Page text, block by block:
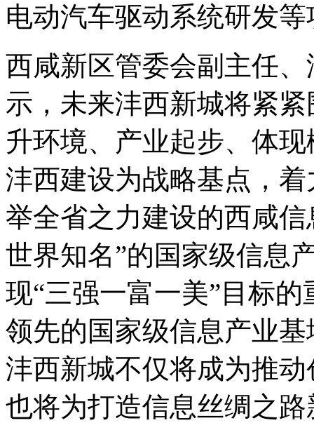
电动汽车驱动系统研发等
西咸新区管委会副主任
示，未来沣西新城将紧
升环境、产业起步、体
沣西建设为战略基点，
举全省之力建设的西咸
世界知名”的国家级信息
现“三强一富一美”目标
领先的国家级信息产业
沣西新城不仅将成为推
也将为打造信息丝绸之